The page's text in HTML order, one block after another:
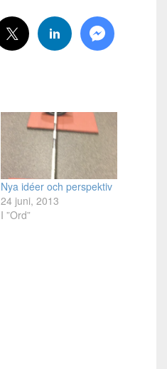
Nya idéer och perspektiv
24 juni, 2013
I ”Ord”